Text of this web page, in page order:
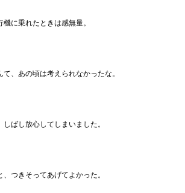
に乗れたときは感無量。
、あの頃は考えられなかったな。
ばし放心してしまいました。
つきそってあげてよかった。